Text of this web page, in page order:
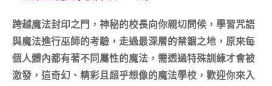
跨越魔法封印之門，神秘的校長向你親切問候，學習咒語
與魔法進行巫師的考驗，走過最深層的禁錮之地，原來每
個人體內都有著不同屬性的魔法，需透過特殊訓練才會被
激發，這奇幻、精彩且超乎想像的魔法學校，歡迎你來入